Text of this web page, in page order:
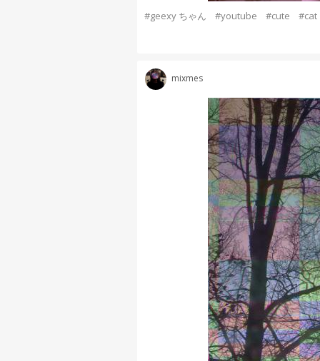
#geexy ちゃん #youtube #cute #cat
mixmes